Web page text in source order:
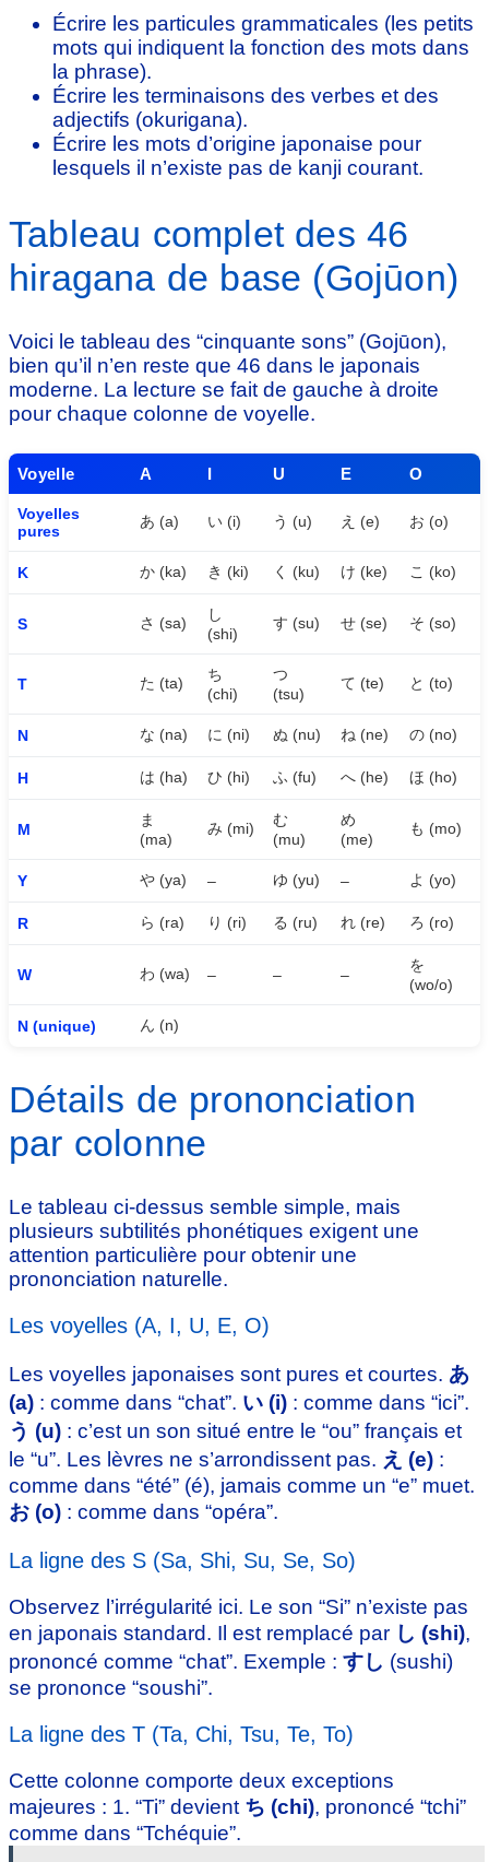
Écrire les particules grammaticales (les petits
mots qui indiquent la fonction des mots dans
la phrase).
Écrire les terminaisons des verbes et des
adjectifs (okurigana).
Écrire les mots d’origine japonaise pour
lesquels il n’existe pas de kanji courant.
Tableau complet des 46
hiragana de base (Gojūon)
Voici le tableau des “cinquante sons” (Gojūon),
bien qu’il n’en reste que 46 dans le japonais
moderne. La lecture se fait de gauche à droite
pour chaque colonne de voyelle.
Voyelle A I U E O
Voyelles
pures
あ (a) い (i) う (u) え (e) お (o)
K か (ka) き (ki) く (ku) け (ke) こ (ko)
S さ (sa)
し
(shi)
す (su) せ (se) そ (so)
T た (ta)
ち
(chi)
つ
(tsu)
て (te) と (to)
N な (na) に (ni) ぬ (nu) ね (ne) の (no)
H は (ha) ひ (hi) ふ (fu) へ (he) ほ (ho)
M
ま
(ma)
み (mi)
む
(mu)
め
(me)
も (mo)
Y や (ya) – ゆ (yu) – よ (yo)
R ら (ra) り (ri) る (ru) れ (re) ろ (ro)
W わ (wa) – – –
を
(wo/o)
N (unique) ん (n)
Détails de prononciation
par colonne
Le tableau ci-dessus semble simple, mais
plusieurs subtilités phonétiques exigent une
attention particulière pour obtenir une
prononciation naturelle.
Les voyelles (A, I, U, E, O)
Les voyelles japonaises sont pures et courtes. あ
(a) : comme dans “chat”. い (i) : comme dans “ici”.
う (u) : c’est un son situé entre le “ou” français et
le “u”. Les lèvres ne s’arrondissent pas. え (e) :
comme dans “été” (é), jamais comme un “e” muet.
お (o) : comme dans “opéra”.
La ligne des S (Sa, Shi, Su, Se, So)
Observez l’irrégularité ici. Le son “Si” n’existe pas
en japonais standard. Il est remplacé par し (shi),
prononcé comme “chat”. Exemple : すし (sushi)
se prononce “soushi”.
La ligne des T (Ta, Chi, Tsu, Te, To)
Cette colonne comporte deux exceptions
majeures : 1. “Ti” devient ち (chi), prononcé “tchi”
comme dans “Tchéquie”.